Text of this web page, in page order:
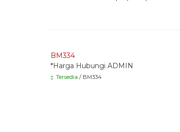
BM334
*Harga Hubungi ADMIN
Tersedia / BM334